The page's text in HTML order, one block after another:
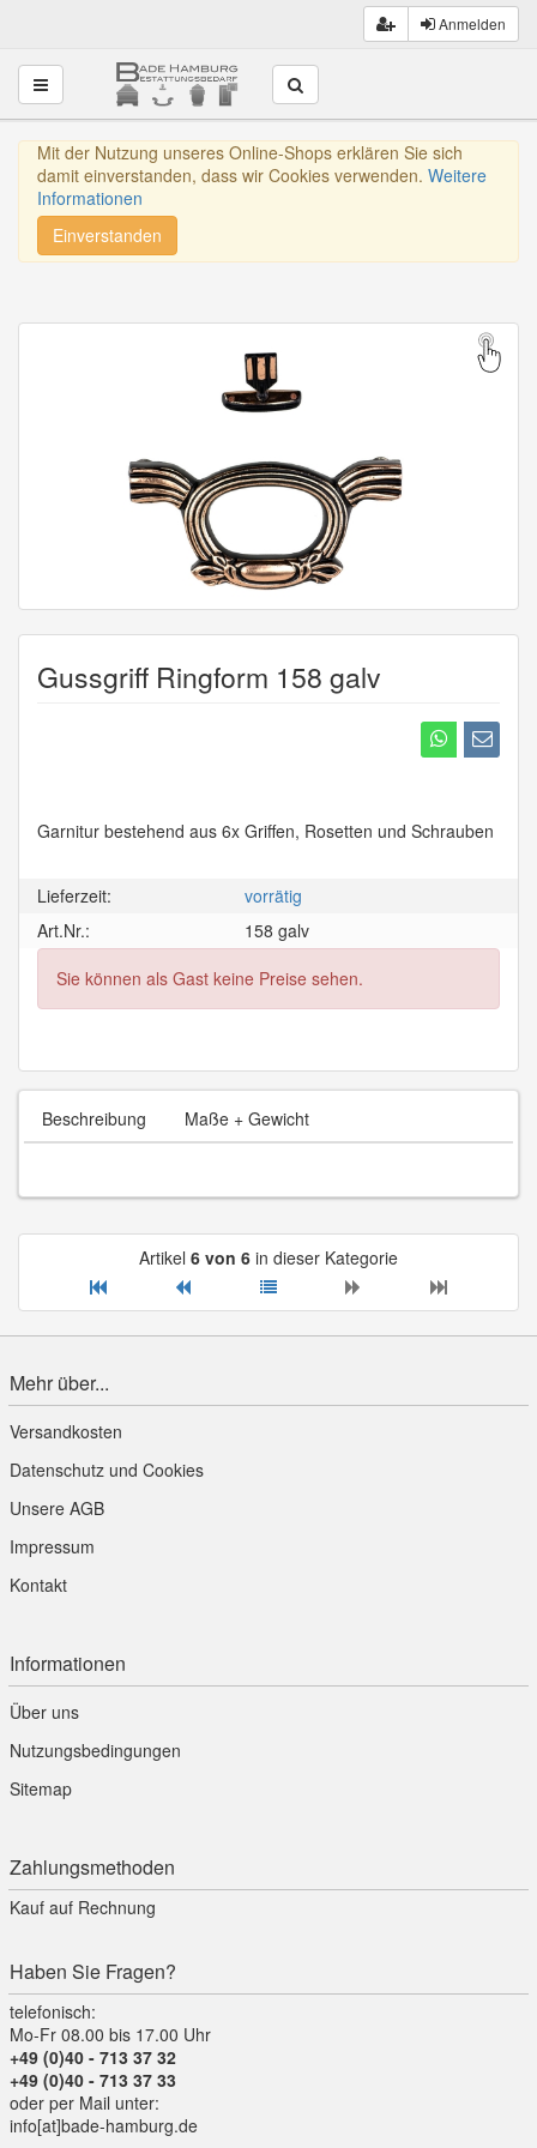
Anmelden
Toggle navigation
Mit der Nutzung unseres Online-Shops erklären Sie sich
damit einverstanden, dass wir Cookies verwenden. Weitere
Informationen
Einverstanden
Gussgriff Ringform 158 galv
Garnitur bestehend aus 6x Griffen, Rosetten und Schrauben
Lieferzeit:
vorrätig
Art.Nr.:
158 galv
Sie können als Gast keine Preise sehen.
Beschreibung Maße + Gewicht
Artikel 6 von 6 in dieser Kategorie
Mehr über...
Versandkosten
Datenschutz und Cookies
Unsere AGB
Impressum
Kontakt
Informationen
Über uns
Nutzungsbedingungen
Sitemap
Zahlungsmethoden
Kauf auf Rechnung
Haben Sie Fragen?
telefonisch:
Mo-Fr 08.00 bis 17.00 Uhr
+49 (0)40 - 713 37 32
+49 (0)40 - 713 37 33
oder per Mail unter:
info[at]bade-hamburg.de